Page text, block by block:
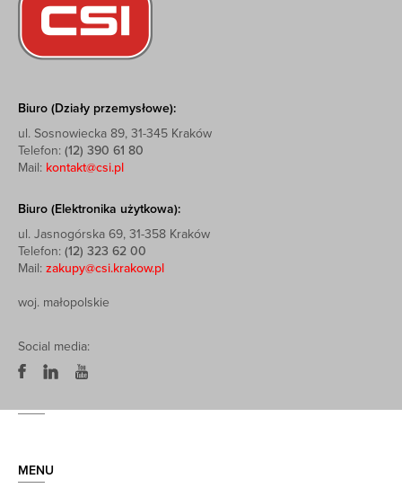
Biuro (Działy przemysłowe):
ul. Sosnowiecka 89, 31-345 Kraków
Telefon: (12) 390 61 80
Mail: kontakt@csi.pl
Biuro (Elektronika użytkowa):
ul. Jasnogórska 69, 31-358 Kraków
Telefon: (12) 323 62 00
Mail: zakupy@csi.krakow.pl
woj. małopolskie
Social media:
MENU